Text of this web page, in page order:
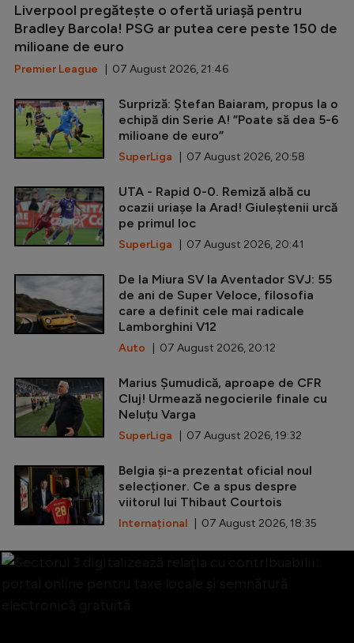
Liverpool pregătește o ofertă uriașă pentru
Bradley Barcola! PSG ar putea cere peste 150 de
milioane de euro
Premier League | 07 August 2026, 21:46
Surpriză: Ștefan Baiaram, propus la o
echipă din Serie A! ”Poate să dea 5-6
milioane de euro”
SuperLiga | 07 August 2026, 20:58
UTA - Rapid 0-0. Remiză albă cu
ocazii uriașe la Arad! Giuleștenii urcă
pe primul loc
SuperLiga | 07 August 2026, 20:41
De la Miura SV la Aventador SVJ: 55
de ani de Super Veloce, filosofia
care a definit cele mai radicale
Lamborghini V12
Auto | 07 August 2026, 20:12
Marius Șumudică, aproape de CFR
Cluj! Urmează negocierile finale cu
Neluțu Varga
SuperLiga | 07 August 2026, 19:32
Belgia și-a prezentat oficial noul
selecționer. Ce a spus despre
viitorul lui Thibaut Courtois
Internațional | 07 August 2026, 18:35